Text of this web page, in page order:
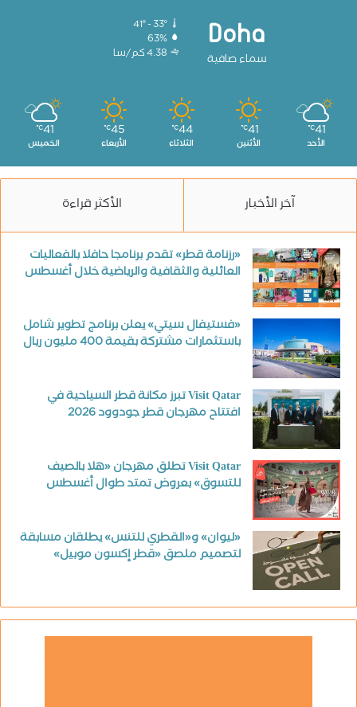
Doha
سماء صافية
41º - 33º
63%
4.38 كم/سا
41
℃
الأحد
41
℃
الأثنين
44
℃
الثلاثاء
45
℃
الأربعاء
41
℃
الخميس
آخر الأخبار الأكثر قراءة
«رزنامة قطر» تقدم برنامجا حافلا بالفعاليات
العائلية والثقافية والرياضية خلال أغسطس
«فستيفال سيتي» يعلن برنامج تطوير شامل
باستثمارات مشتركة بقيمة 400 مليون ريال
Visit Qatar تبرز مكانة قطر السياحية في
افتتاح مهرجان قطر جودوود 2026
Visit Qatar تطلق مهرجان «هلا بالصيف
للتسوق» بعروض تمتد طوال أغسطس
«ليوان» و«القطري للتنس» يطلقان مسابقة
لتصميم ملصق «قطر إكسون موبيل»